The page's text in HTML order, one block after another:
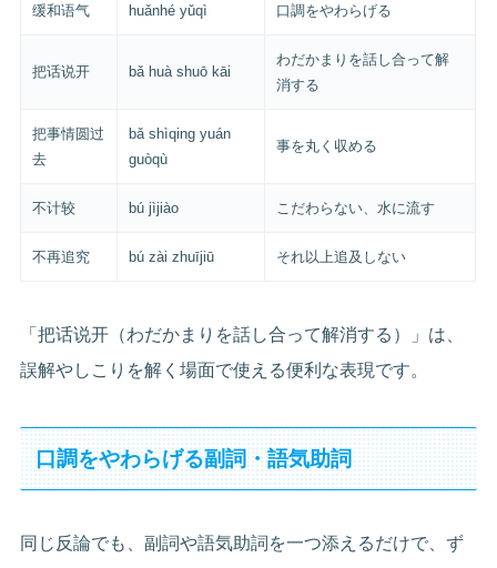
缓和语气 huǎnhé yǔqì 口調をやわらげる
把话说开 bǎ huà shuō kāi
わだかまりを話し合って解
消する
把事情圆过
去
bǎ shìqing yuán
guòqù
事を丸く収める
不计较 bú jìjiào こだわらない、水に流す
不再追究 bú zài zhuījiū それ以上追及しない
「把话说开（わだかまりを話し合って解消する）」は、
誤解やしこりを解く場面で使える便利な表現です。
口調をやわらげる副詞・語気助詞
同じ反論でも、副詞や語気助詞を一つ添えるだけで、ず